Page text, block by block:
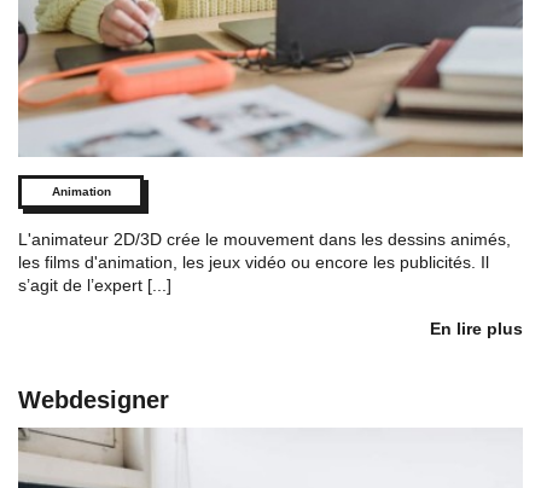
Animation
L'animateur 2D/3D crée le mouvement dans les dessins animés,
les films d'animation, les jeux vidéo ou encore les publicités. Il
s’agit de l’expert [...]
En lire plus
Webdesigner